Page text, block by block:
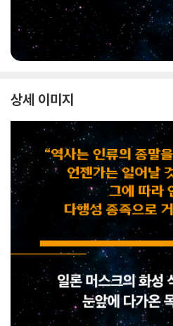
상세 이미지